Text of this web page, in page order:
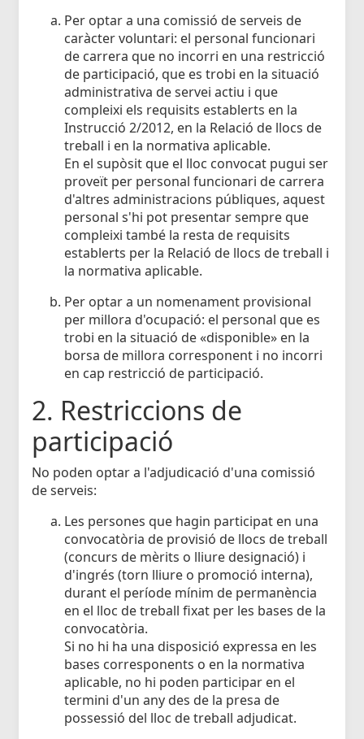
Per optar a una comissió de serveis de
caràcter voluntari: el personal funcionari
de carrera que no incorri en una restricció
de participació, que es trobi en la situació
administrativa de servei actiu i que
compleixi els requisits establerts en la
Instrucció 2/2012, en la Relació de llocs de
treball i en la normativa aplicable.
En el supòsit que el lloc convocat pugui ser
proveït per personal funcionari de carrera
d'altres administracions públiques, aquest
personal s'hi pot presentar sempre que
compleixi també la resta de requisits
establerts per la Relació de llocs de treball i
la normativa aplicable.
Per optar a un nomenament provisional
per millora d'ocupació: el personal que es
trobi en la situació de «disponible» en la
borsa de millora corresponent i no incorri
en cap restricció de participació.
2. Restriccions de
participació
No poden optar a l'adjudicació d'una comissió
de serveis:
Les persones que hagin participat en una
convocatòria de provisió de llocs de treball
(concurs de mèrits o lliure designació) i
d'ingrés (torn lliure o promoció interna),
durant el període mínim de permanència
en el lloc de treball fixat per les bases de la
convocatòria.
Si no hi ha una disposició expressa en les
bases corresponents o en la normativa
aplicable, no hi poden participar en el
termini d'un any des de la presa de
possessió del lloc de treball adjudicat.